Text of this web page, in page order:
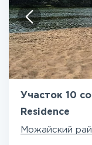
Участок 10
Residence
Можайский